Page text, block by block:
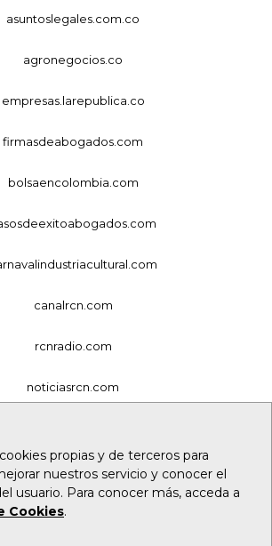
propias y de terceros para
nuestros servicio y conocer el
usuario. Para conocer más, acceda a
Cookies.
asuntoslegales.com.co
agronegocios.co
empresas.larepublica.co
firmasdeabogados.com
bolsaencolombia.com
canalrcn.com
rcnradio.com
noticiasrcn.com
alerta.com.co
deportesrcn.com